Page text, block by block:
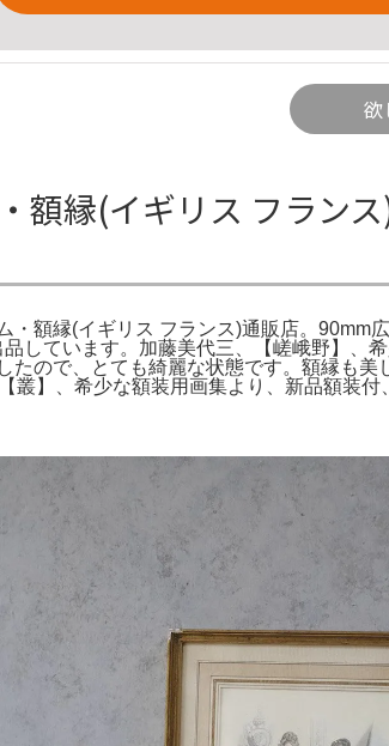
欲
額縁(イギリス フラン
額縁(イギリス フランス)通販店。90mm
しています。加藤美代三、【嵯峨野】、
ので、とても綺麗な状態です。額縁も美
】、希少な額装用画集より、新品額装付